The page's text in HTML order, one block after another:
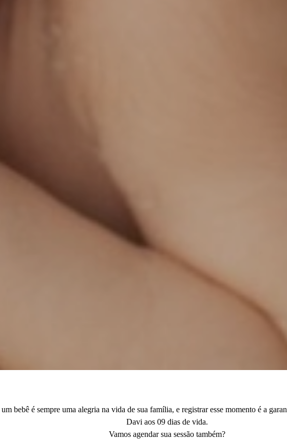
bebê é sempre uma alegria na vida de sua família, e registrar esse momento é a
Davi aos 09 dias de vida.
Vamos agendar sua sessão também?